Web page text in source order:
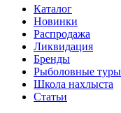
Каталог
Новинки
Распродажа
Ликвидация
Бренды
Рыболовные туры
Школа нахлыста
Статьи